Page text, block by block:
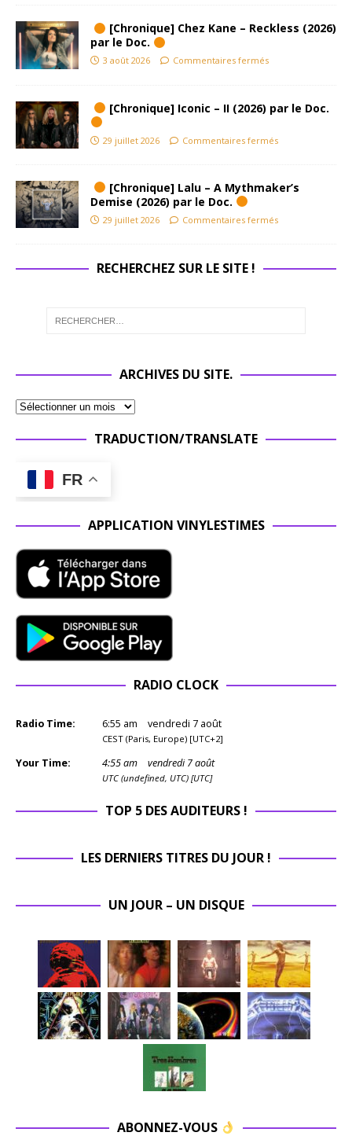
[Chronique] Chez Kane – Reckless (2026)
par le Doc.
3 août 2026 Commentaires fermés
[Chronique] Iconic – II (2026) par le Doc.
29 juillet 2026 Commentaires fermés
[Chronique] Lalu – A Mythmaker’s
Demise (2026) par le Doc.
29 juillet 2026 Commentaires fermés
RECHERCHEZ SUR LE SITE !
ARCHIVES DU SITE.
TRADUCTION/TRANSLATE
FR
APPLICATION VINYLESTIMES
RADIO CLOCK
Radio Time: 6:56 am vendredi 7 août
CEST (Paris, Europe) [UTC+2]
Your Time: 4:56am vendredi 7 août
UTC (undefined, UTC) [UTC]
TOP 5 DES AUDITEURS !
LES DERNIERS TITRES DU JOUR !
UN JOUR – UN DISQUE
ABONNEZ-VOUS